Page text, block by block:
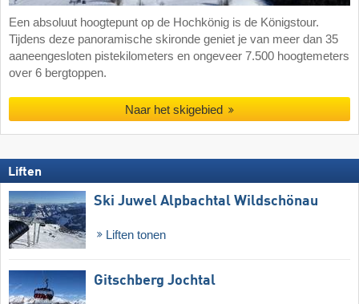
Een absoluut hoogtepunt op de Hochkönig is de Königstour.
Tijdens deze panoramische skironde geniet je van meer dan 35
aaneengesloten pistekilometers en ongeveer 7.500 hoogtemeters
over 6 bergtoppen.
Naar het skigebied
Liften
Ski Juwel Alpbachtal Wildschönau
Liften tonen
Gitschberg Jochtal